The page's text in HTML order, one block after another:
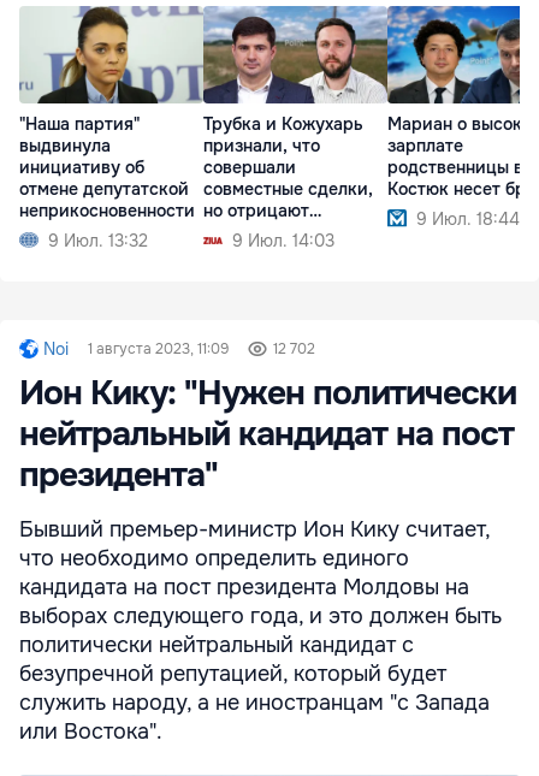
"Наша партия"
выдвинула
инициативу об
отмене депутатской
неприкосновенности
9 Июл. 13:32
Трубка и Кожухарь
признали, что
совершали
совместные сделки,
но отрицают
партнерство
9 Июл. 14:03
Мариан о
зарплате
родственницы в
Костюк несет
9 Июл. 18:44
Noi 1 августа 2023, 11:09 12 702
Ион Кику: "Нужен политически
нейтральный кандидат на пост
президента"
Бывший премьер-министр Ион Кику считает,
что необходимо определить единого
кандидата на пост президента Молдовы на
выборах следующего года, и это должен быть
политически нейтральный кандидат с
безупречной репутацией, который будет
служить народу, а не иностранцам "с Запада
или Востока".